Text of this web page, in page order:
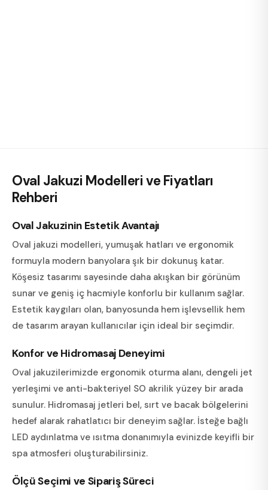
Oval Jakuzi Modelleri ve Fiyatları
Rehberi
Oval Jakuzinin Estetik Avantajı
Oval jakuzi modelleri, yumuşak hatları ve ergonomik
formuyla modern banyolara şık bir dokunuş katar.
Köşesiz tasarımı sayesinde daha akışkan bir görünüm
sunar ve geniş iç hacmiyle konforlu bir kullanım sağlar.
Estetik kaygıları olan, banyosunda hem işlevsellik hem
de tasarım arayan kullanıcılar için ideal bir seçimdir.
Konfor ve Hidromasaj Deneyimi
Oval jakuzilerimizde ergonomik oturma alanı, dengeli jet
yerleşimi ve anti-bakteriyel SO akrilik yüzey bir arada
sunulur. Hidromasaj jetleri bel, sırt ve bacak bölgelerini
hedef alarak rahatlatıcı bir deneyim sağlar. İsteğe bağlı
LED aydınlatma ve ısıtma donanımıyla evinizde keyifli bir
spa atmosferi oluşturabilirsiniz.
Ölçü Seçimi ve Sipariş Süreci